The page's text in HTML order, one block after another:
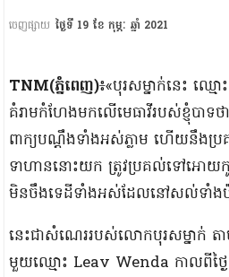
ចេញផ្សាយ ថ្ងៃទី 19 ខែ កុម្ភៈ ឆ្នាំ 2021
TNM(ភ្នំពេញ)៖«បុរសម្នាក់នេះ ឈ្ម
គំរាមកំហែងមកលើមេធាវីរបស់ខ្ញុំបាទ
ពាក្យបណ្ដឹងទាំងអស់ភ្លាម ហើយនឹងប្
ទាហាននោះយក ត្រូវប្រគល់ទៅអោយកូ
មិនចឹងទេដីទាំងអស់ដែលនៅសល់ទាំងប៉ុ
នេះជាសំណេររបស់លោកបុរសម្នាក់
មួយឈ្មោះ Leav Wenda កាលពីថ្ង